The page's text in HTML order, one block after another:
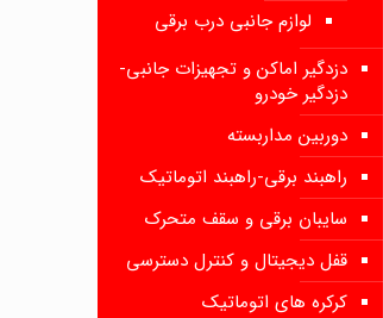
لوازم جانبی درب برقی
دزدگیر اماکن و تجهیزات جانبی-
دزدگیر خودرو
دوربین مداربسته
راهبند برقی-راهبند اتوماتیک
سایبان برقی و سقف متحرک
قفل دیجیتال و کنترل دسترسی
کرکره های اتوماتیک